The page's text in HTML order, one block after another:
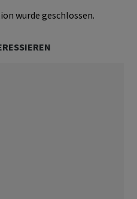
wurde geschlossen.